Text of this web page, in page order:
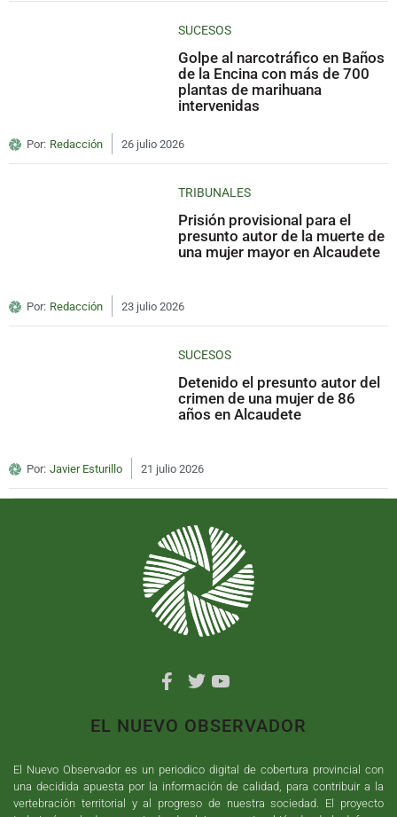
SUCESOS
Golpe al narcotráfico en Baños
de la Encina con más de 700
plantas de marihuana
intervenidas
Por: Redacción 26 julio 2026
TRIBUNALES
Prisión provisional para el
presunto autor de la muerte de
una mujer mayor en Alcaudete
Por: Redacción 23 julio 2026
SUCESOS
Detenido el presunto autor del
crimen de una mujer de 86
años en Alcaudete
Por: Javier Esturillo 21 julio 2026
EL NUEVO OBSERVADOR
El Nuevo Observador es un periodico digital de cobertura provincial con
una decidida apuesta por la información de calidad, para contribuir a la
vertebración territorial y al progreso de nuestra sociedad. El proyecto